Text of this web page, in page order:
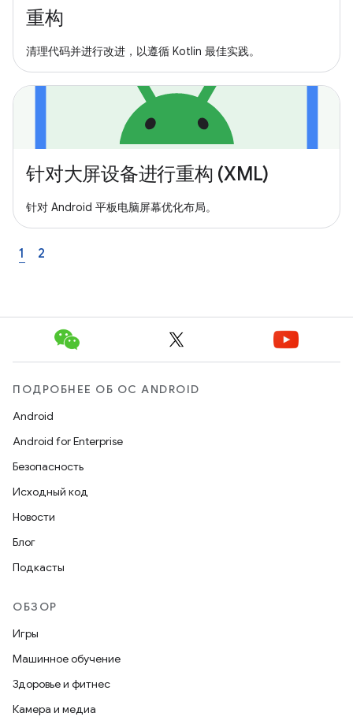
重构
清理代码并进行改进，以遵循 Kotlin 最佳实践。
针对大屏设备进行重构 (XML)
针对 Android 平板电脑屏幕优化布局。
1 2
ПОДРОБНЕЕ ОБ ОС ANDROID
Android
Android for Enterprise
Безопасность
Исходный код
Новости
Блог
Подкасты
ОБЗОР
Игры
Машинное обучение
Здоровье и фитнес
Камера и медиа